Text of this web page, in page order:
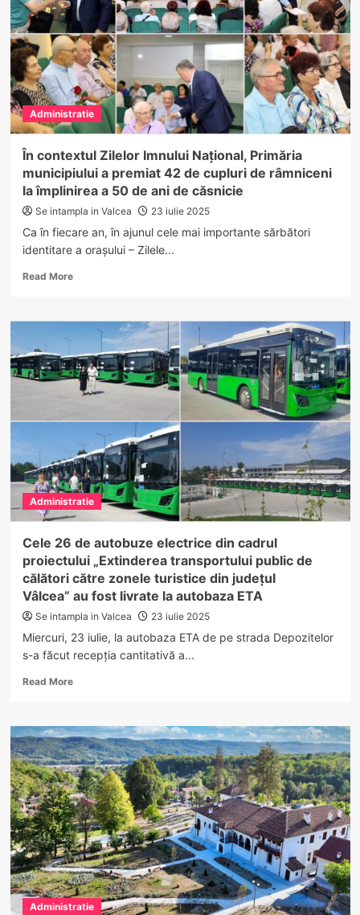
civilizat
cu
autobuze
electrice
și
stații
moderne
Administratie
În contextul Zilelor Imnului Național, Primăria
municipiului a premiat 42 de cupluri de râmniceni
la împlinirea a 50 de ani de căsnicie
Se intampla in Valcea 23 iulie 2025
Ca în fiecare an, în ajunul cele mai importante sărbători
identitare a orașului – Zilele...
Read MoreRead
În
contextul
Zilelor
Imnului
Național,
Primăria
premiat
42
de
cupluri
de
râmniceni
împlinirea
a
50
de
de
căsnicie
Administratie
Cele 26 de autobuze electrice din cadrul
proiectului „Extinderea transportului public de
călători către zonele turistice din județul
Vâlcea” au fost livrate la autobaza ETA
Se intampla in Valcea 23 iulie 2025
Miercuri, 23 iulie, la autobaza ETA de pe strada Depozitelor
s-a făcut recepția cantitativă a...
Read MoreRead
Cele
26
de
autobuze
electrice
din
cadrul
proiectului „Extinderea
transportului
public
de
călători
către
Administratie